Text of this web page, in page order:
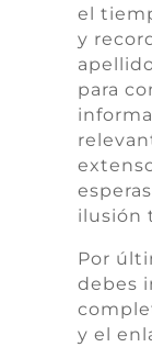
el
y
para
ilusión
Por
debes
y el